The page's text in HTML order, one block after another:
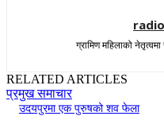
ग्रामिण महिलाको
RELATED ARTICLES
प्रमुख समाचार
उदयपुरमा एक पुरुषको शव फेला